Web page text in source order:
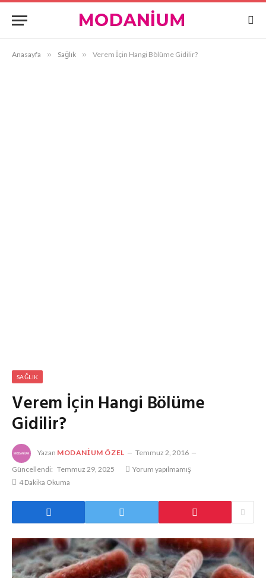
Anasayfa » Sağlık » Verem İçin Hangi Bölüme Gidilir?
SAĞLIK
Verem İçin Hangi Bölüme
Gidilir?
Yazan MODANIUM ÖZEL
Temmuz 2, 2016
Güncellendi: Temmuz 29, 2025
Yorum yapılmamış
4 Dakika Okuma